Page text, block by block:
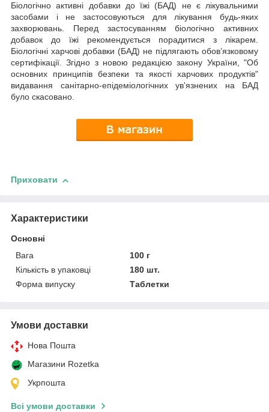
Біологічно активні добавки до їжі (БАД) не є лікувальними
засобами і не застосовуються для лікування будь-яких
захворювань. Перед застосуванням біологічно активних
добавок до їжі рекомендується порадитися з лікарем.
Біологічні харчові добавки (БАД) не підлягають обов’язковому
сертифікації. Згідно з новою редакцією закону України, "Об
основних принципів безпеки та якості харчових продуктів"
видавання санітарно-епідеміологічних ув'язнених на БАД
було скасовано.
Приховати
Характеристики
Основні
Вага
100 г
Кількість в упаковці
180 шт.
Форма випуску
Таблетки
Умови доставки
Нова Пошта
Магазини Rozetka
Укрпошта
Всі умови доставки